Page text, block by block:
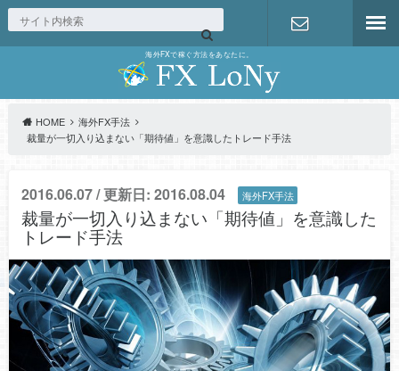
海外FXで稼ぐ方法をあなたに。
お問い合わ
HOME
海外FX手法
裁量が一切入り込まない「期待値」を意識したトレード手法
2016.06.07 / 更新日: 2016.08.04 海外FX手法
裁量が一切入り込まない「期待値」を意識した
トレード手法